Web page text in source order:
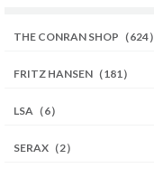
THE CONRAN SHOP（624）
FRITZ HANSEN（181）
LSA（6）
SERAX（2）